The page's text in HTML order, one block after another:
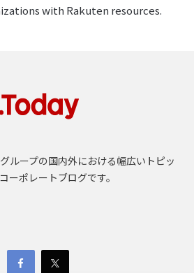
with Rakuten resources.
ループの国内外における幅広いトピッ
ーポレートブログです。